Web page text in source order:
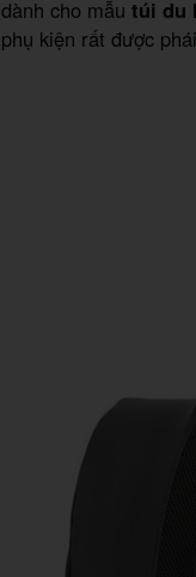
dành cho mẫu túi du
phụ kiện rất được